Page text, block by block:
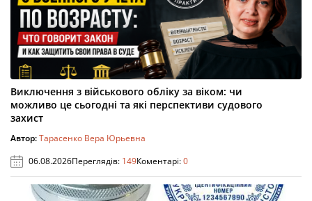
Виключення з військового обліку за віком: чи
можливо це сьогодні та які перспективи судового
захист
Автор:Тарасенко Вера Юрьевна
06.08.2026Переглядів: 149Коментарі:0